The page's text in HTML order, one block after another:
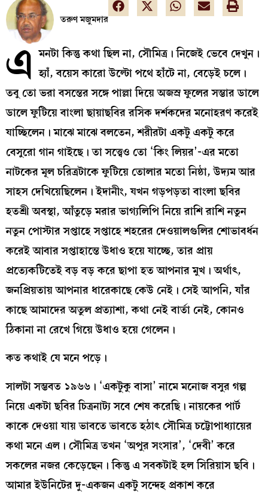
তরুণ মজুমদার
এ মনটা কিন্তু কথা ছিল না, সৌমিত্র। নিজেই ভেবে দেখুন।
হ্যাঁ, বয়েস কারো উল্টো পথে হাঁটে না, বেড়েই চলে।
তবু তো ভরা বসন্তের সঙ্গে পাল্লা দিয়ে অজস্র ফুলের সম্ভার ডালে
ডালে ফুটিয়ে বাংলা ছায়াছবির রসিক দর্শকদের মনোহরণ করেই
যাচ্ছিলেন। মাঝে মাঝে বলতেন, শরীরটা একটু একটু করে
বেসুরো গান গাইছে। তা সত্ত্বেও তো ‘কিং লিয়র’-এর মতো
নাটকের মূল চরিত্রটাকে ফুটিয়ে তোলার মতো নিষ্ঠা, উদ্যম আর
সাহস দেখিয়েছিলেন। ইদানীং, যখন গড়পড়তা বাংলা ছবির
হতশ্রী অবস্থা, আঁতুড়ে মরার ভাগ্যলিপি নিয়ে রাশি রাশি নতুন
নতুন পোস্টার সপ্তাহে সপ্তাহে শহরের দেওয়ালগুলির শোভাবর্ধন
করেই আবার সপ্তাহান্তে উধাও হয়ে যাচ্ছে, তার প্রায়
প্রত্যেকটিতেই বড় বড় করে ছাপা হত আপনার মুখ। অর্থাৎ,
জনপ্রিয়তায় আপনার ধারেকাছে কেউ নেই। সেই আপনি, যাঁর
কাছে আমাদের অতুল প্রত্যাশা, কথা নেই বার্তা নেই, কোনও
ঠিকানা না রেখে গিয়ে উধাও হয়ে গেলেন।
কত কথাই যে মনে পড়ে।
সালটা সম্ভবত ১৯৬৬। ‘একটুকু বাসা’ নামে মনোজ বসুর গল্প
নিয়ে একটা ছবির চিত্রনাট্য সবে শেষ করেছি। নায়কের পার্ট
কাকে দেওয়া যায় ভাবতে ভাবতে হঠাৎ সৌমিত্র চট্টোপাধ্যায়ের
কথা মনে এল। সৌমিত্র তখন ‘অপুর সংসার’, ‘দেবী’ করে
সকলের নজর কেড়েছেন। কিন্তু এ সবকটাই হল সিরিয়াস ছবি।
আমার ইউনিটের দু-একজন একটু সন্দেহ প্রকাশ করে